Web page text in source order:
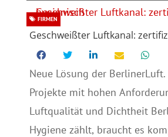
Geschweißter Luftkanal:
FIRMEN
Neue Lösung der
Projekte mit hohen
Luftqualität und Dichtheit
Hygiene zählt, braucht es